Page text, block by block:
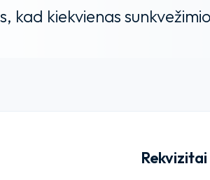
kad kiekvienas
Rekvizitai